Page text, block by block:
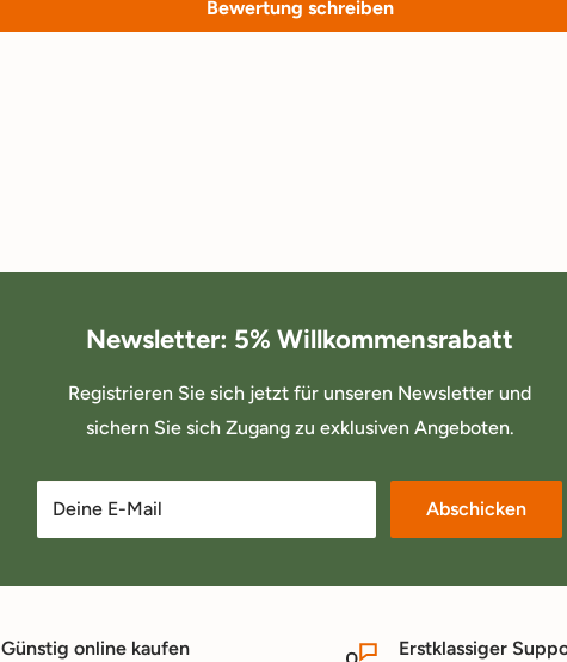
Bewertung schreiben
Newsletter: 5% Willkommensrabatt
Registrieren Sie sich jetzt für unseren Newsletter und
sichern Sie sich Zugang zu exklusiven Angeboten.
Deine E-Mail Abschicken
Günstig online kaufen
Erstklassiger